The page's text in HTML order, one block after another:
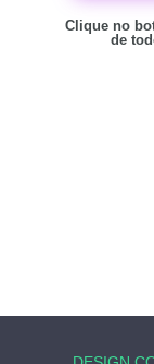
Clique no
de